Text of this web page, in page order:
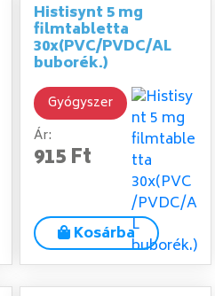
Histisynt 5 mg
filmtabletta
30x(PVC/PVDC/AL
buborék.)
Gyógyszer
Ár:
915 Ft
Kosárba